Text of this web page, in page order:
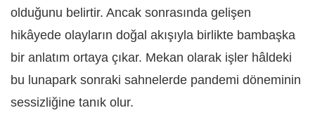
olduğunu belirtir. Ancak sonrasında gelişen
hikâyede olayların doğal akışıyla birlikte bambaşka
bir anlatım ortaya çıkar. Mekan olarak işler hâldeki
bu lunapark sonraki sahnelerde pandemi döneminin
sessizliğine tanık olur.